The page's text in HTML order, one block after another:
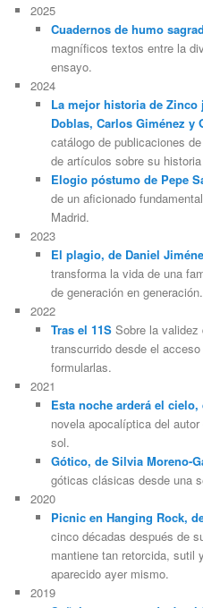
2025
Cuadernos de humo
magníficos textos entre la
ensayo.
2024
La mejor historia de Zinco
Doblas, Carlos Giménez y
catálogo de publicaciones
de artículos sobre su
Elogio póstumo de Pepe
de un aficionado
Madrid.
2023
El plagio, de Daniel
transforma la vida de una
de generación en generación.
2022
Tras el 11SSobre la validez
transcurrido desde el
formularlas.
2021
Esta noche arderá el
novela apocalíptica del
sol.
Gótico, de Silvia Moreno-
góticas clásicas desde una
2020
Picnic en Hanging Rock,
cinco décadas después de
mantiene tan retorcida, sutil
aparecido ayer mismo.
2019